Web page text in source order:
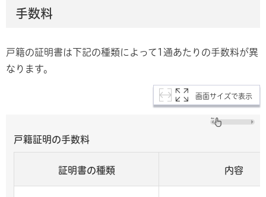
手数料
戸籍の証明書は下記の種類によって1通あたりの手数料が異
なります。
画面サイズで表示
戸籍証明の手数料
証明書の種類 内容